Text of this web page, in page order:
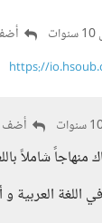
https://
أضف
منهاجاً شاملاً
اللغة العربية